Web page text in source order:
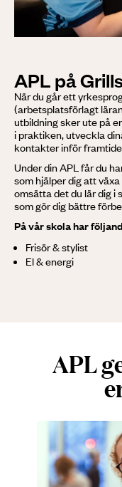
APL på
När du går ett
(arbetsplatsförlagt
utbildning sker ute på
i praktiken, utveckla
kontakter inför
Under din APL får du
som hjälper dig att
omsätta det du lär dig i
som gör dig bättre
På vår skola har
Frisör & stylist
El & energi
APL